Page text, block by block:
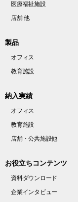
医療福祉施設
店舗 他
製品
オフィス
教育施設
納入実績
オフィス
教育施設
店舗・公共施設他
お役立ちコンテンツ
資料ダウンロード
企業インタビュー